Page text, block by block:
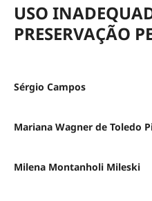
USO
PRESERVAÇÃO
Sérgio Campos
Mariana Wagner de Toledo
Milena Montanholi Mileski